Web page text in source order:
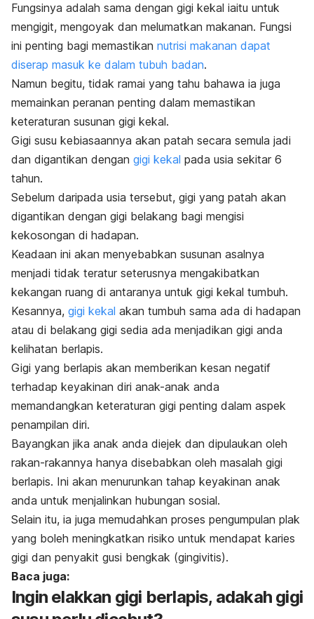
Fungsinya adalah sama dengan gigi kekal iaitu untuk
mengigit, mengoyak dan melumatkan makanan. Fungsi
ini penting bagi memastikan nutrisi makanan dapat
diserap masuk ke dalam tubuh badan.
Namun begitu, tidak ramai yang tahu bahawa ia juga
memainkan peranan penting dalam memastikan
keteraturan susunan gigi kekal.
Gigi susu kebiasaannya akan patah secara semula jadi
dan digantikan dengan gigi kekal pada usia sekitar 6
tahun.
Sebelum daripada usia tersebut, gigi yang patah akan
digantikan dengan gigi belakang bagi mengisi
kekosongan di hadapan.
Keadaan ini akan menyebabkan susunan asalnya
menjadi tidak teratur seterusnya mengakibatkan
kekangan ruang di antaranya untuk gigi kekal tumbuh.
Kesannya, gigi kekal akan tumbuh sama ada di hadapan
atau di belakang gigi sedia ada menjadikan gigi anda
kelihatan berlapis.
Gigi yang berlapis akan memberikan kesan negatif
terhadap keyakinan diri anak-anak anda
memandangkan keteraturan gigi penting dalam aspek
penampilan diri.
Bayangkan jika anak anda diejek dan dipulaukan oleh
rakan-rakannya hanya disebabkan oleh masalah gigi
berlapis. Ini akan menurunkan tahap keyakinan anak
anda untuk menjalinkan hubungan sosial.
Selain itu, ia juga memudahkan proses pengumpulan plak
yang boleh meningkatkan risiko untuk mendapat karies
gigi dan penyakit gusi bengkak (gingivitis).
Baca juga:
Ingin elakkan gigi berlapis, adakah gigi